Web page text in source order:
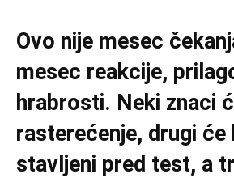
Ovo nije mesec
mesec reakcije,
hrabrosti. Neki znaci
rasterećenje, drugi će
stavljeni pred test, a